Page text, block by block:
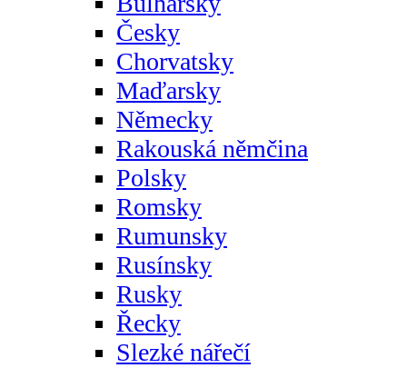
Česky
Chorvatsky
Maďarsky
Německy
Rakouská němčina
Polsky
Romsky
Rumunsky
Rusínsky
Rusky
Řecky
Slezké nářečí